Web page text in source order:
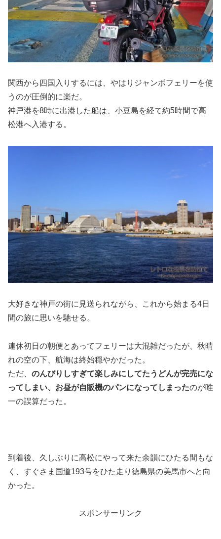
関西から四国入りするには、やはりジャンボフェリーを使
うのが圧倒的に楽だ。
神戸港を8時に出港した船は、小豆島を経て約5時間で高
松港へ入港する。
大好きな神戸の街に見送られながら、これから始まる4日
間の旅に思いを馳せる。
連休初日の朝便とあってフェリーは大混雑だったが、秋晴
れの空の下、航海は終始穏やかだった。
ただ、 のんびりしすぎて楽しみにしてたうどんが完売にな
ってしまい、お昼が自販機のパンになってしまったのが唯
一の誤算だった。
到着後、久しぶりに高松にやって来た余韻にひたる間もな
く、すぐさま国道193号をひた走り徳島県の美馬市へと向
かった。
スポンサーリンク